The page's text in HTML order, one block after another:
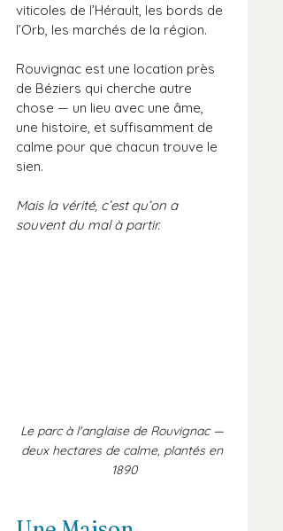
viticoles de l’Hérault, les bords de
l’Orb, les marchés de la région.
Rouvignac est une location près
de Béziers qui cherche autre
chose — un lieu avec une âme,
une histoire, et suffisamment de
calme pour que chacun trouve le
sien.
Mais la vérité, c’est qu’on a
souvent du mal à partir.
Le parc à l'anglaise de Rouvignac —
deux hectares de calme, plantés en
1890